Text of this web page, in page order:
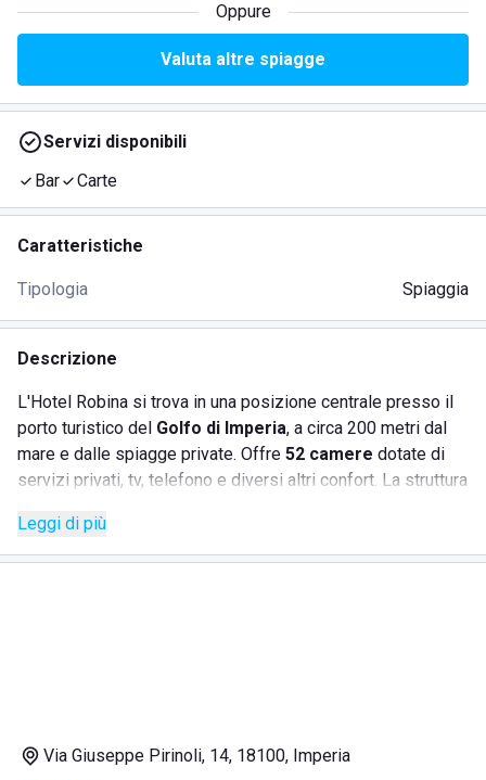
Oppure
Valuta altre spiagge
Servizi disponibili
Bar
Carte
Caratteristiche
Tipologia Spiaggia
Descrizione
L'Hotel Robina si trova in una posizione centrale presso il
porto turistico del Golfo di Imperia, a circa 200 metri dal
mare e dalle spiagge private. Offre 52 camere dotate di
servizi privati, tv, telefono e diversi altri confort. La struttura
banchetti, offrendo anche un roof-garden esposto sul mare.
L'organizzazione dello stabilimento ha il preciso fine di
Leggi di più
Via Giuseppe Pirinoli, 14, 18100, Imperia